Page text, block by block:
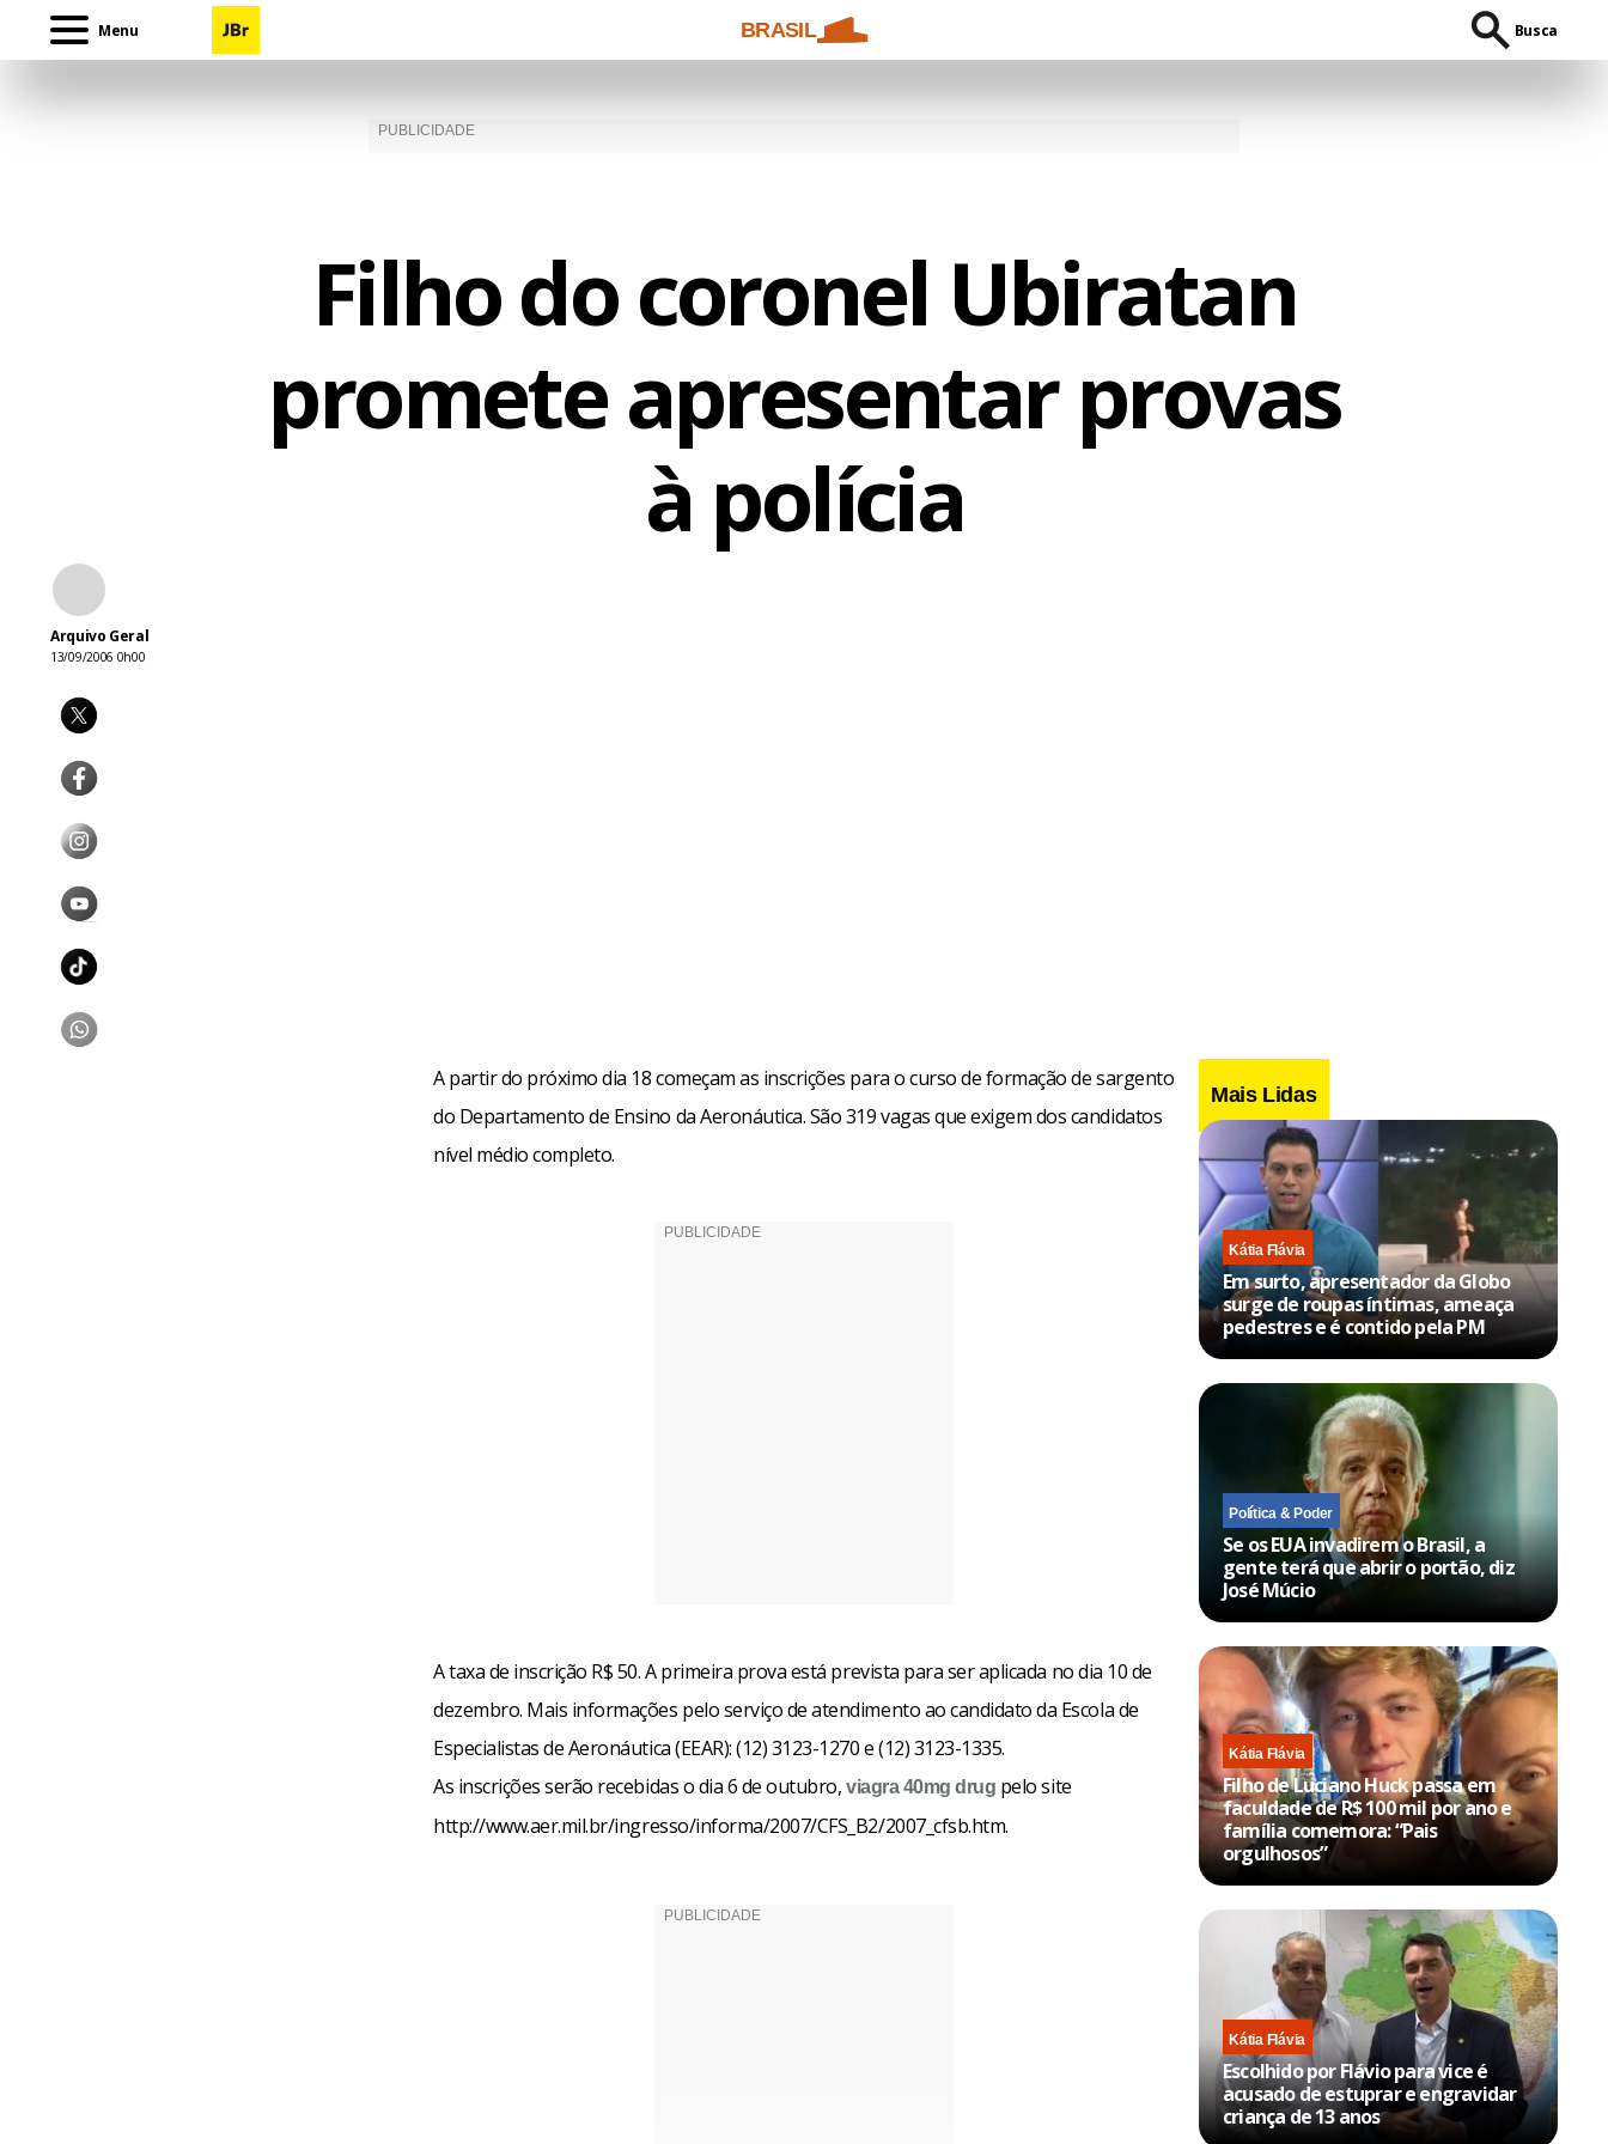
Menu BRASIL Busca
Filho do coronel Ubiratan
promete apresentar provas
à polícia
Arquivo Geral
13/09/2006 0h00
A partir do próximo dia 18 começam as inscrições para o curso de formação de sargento
do Departamento de Ensino da Aeronáutica. São 319 vagas que exigem dos candidatos
nível médio completo.
A taxa de inscrição R$ 50. A primeira prova está prevista para ser aplicada no dia 10 de
dezembro. Mais informações pelo serviço de atendimento ao candidato da Escola de
Especialistas de Aeronáutica (EEAR): (12) 3123-1270 e (12) 3123-1335.
As inscrições serão recebidas o dia 6 de outubro, viagra 40mg drug pelo site
http://www.aer.mil.br/ingresso/informa/2007/CFS_B2/2007_cfsb.htm.
Mais Lidas
Kátia Flávia
Em surto, apresentador da Globo
surge de roupas íntimas, ameaça
pedestres e é contido pela PM
Política & Poder
Se os EUA invadirem o Brasil, a
gente terá que abrir o portão, diz
José Múcio
Kátia Flávia
Filho de Luciano Huck passa em
faculdade de R$ 100 mil por ano e
família comemora: “Pais
orgulhosos”
Kátia Flávia
Escolhido por Flávio para vice é
acusado de estuprar e engravidar
criança de 13 anos